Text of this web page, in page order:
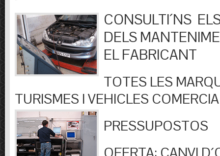
CONSULTI´NS
DELS
EL FABRICANT
TOTES LES
TURISMES I VEHICLES
PRESSUPOSTOS